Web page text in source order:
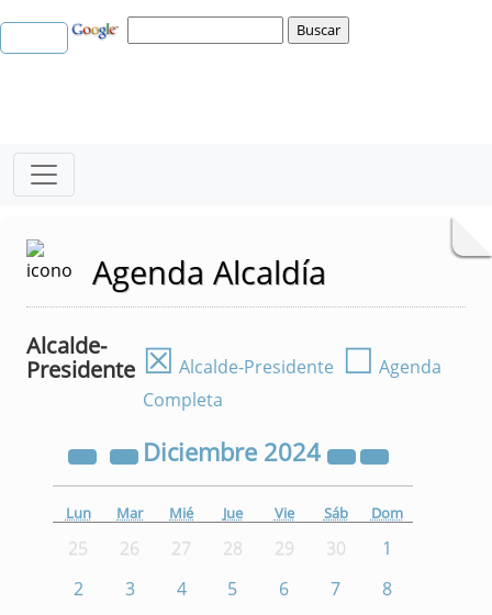
Agenda Alcaldía
Alcalde-
Presidente ☒ Alcalde-Presidente ☐ Agenda
Completa
Diciembre 2024
Lun Mar Mié Jue Vie Sáb Dom
25 26 27 28 29 30
1
2
3 4 5 6 7
8